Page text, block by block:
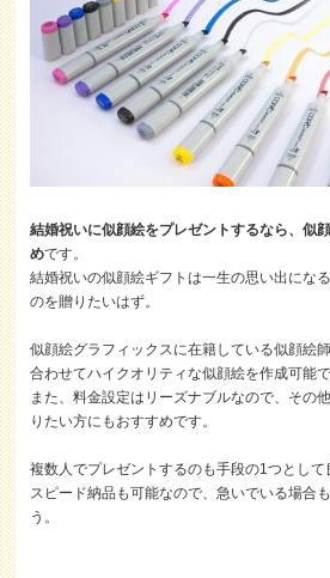
結婚祝いに似顔絵をプレゼントするなら、似
めです。
結婚祝いの似顔絵ギフトは一生の思い出にな
のを贈りたいはず。
似顔絵グラフィックスに在籍している似顔絵
合わせてハイクオリティな似顔絵を作成可能で
また、料金設定はリーズナブルなので、その
りたい方にもおすすめです。
複数人でプレゼントするのも手段の1つとして
スピード納品も可能なので、急いでいる場合
う。